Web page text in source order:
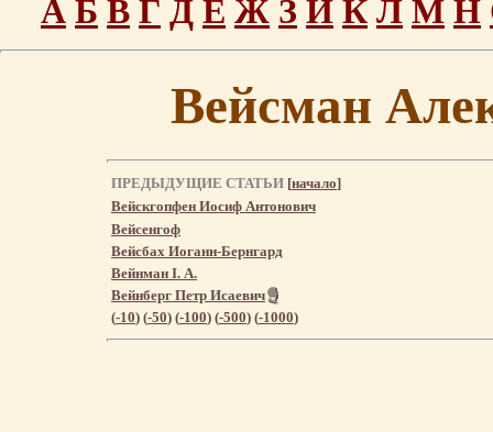
А Б В Г Д Е Ж З И К Л М Н
Вейсман
ПРЕДЫДУЩИЕ СТАТЬИ [начало]
Вейскгопфен Иосиф Антонович
Вейсенгоф
Вейсбах Иоганн-Бернгард
Вейнман I. А.
Вейнберг Петр Исаевич
(-10) (-50) (-100) (-500) (-1000)